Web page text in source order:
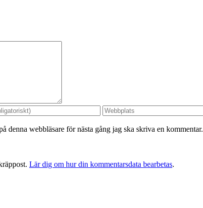
denna webbläsare för nästa gång jag ska skriva en kommentar.
Lär dig om hur din kommentarsdata bearbetas.